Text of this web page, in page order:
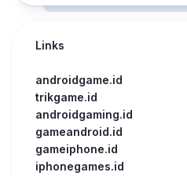
Links
androidgame.id
trikgame.id
androidgaming.id
gameandroid.id
gameiphone.id
iphonegames.id